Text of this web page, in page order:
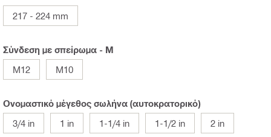
217 - 224 mm
Σύνδεση με σπείρωμα - Μ
M12
Μ10
Ονομαστικό μέγεθος σωλήνα (αυτοκρατορικό)
3/4 in
1 in 1-1/4 in 1-1/2 in 2 in